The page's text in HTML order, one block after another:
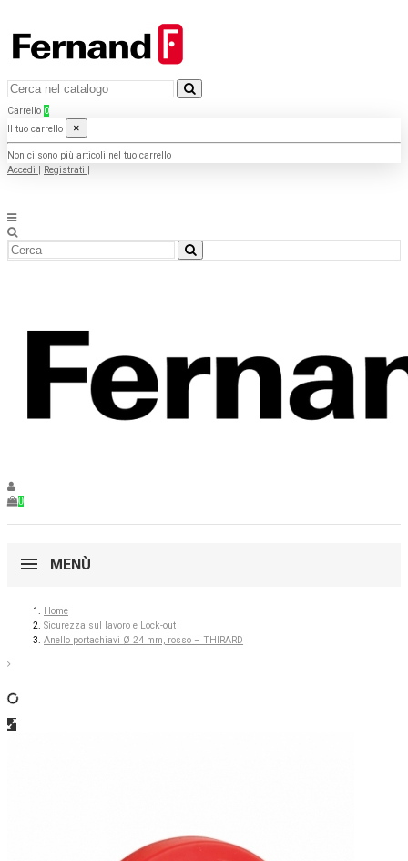
Carrello 0
Il tuo carrello
×
Non ci sono più articoli nel tuo carrello
Accedi
Registrati
0
MENÙ
Home
Sicurezza sul lavoro e Lock-out
Anello portachiavi Ø 24 mm, rosso – THIRARD